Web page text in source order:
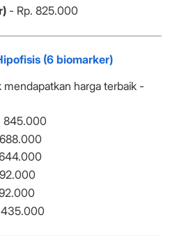
- Rp. 825.000
(6 biomarker)
harga terbaik -
845.000